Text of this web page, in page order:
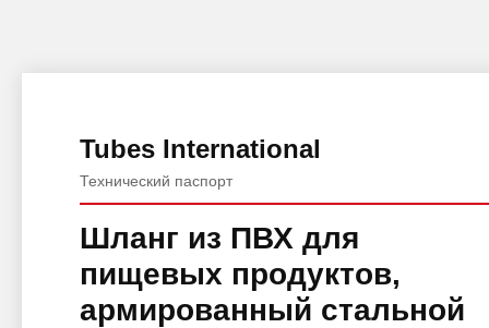
Tubes International
Технический паспорт
Шланг из ПВХ для
пищевых продуктов,
армированный стальной